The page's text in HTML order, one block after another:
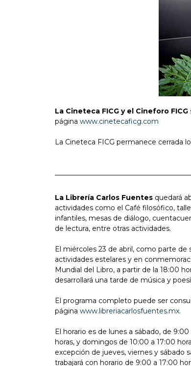
La Cineteca FICG y el Cineforo FICG
página www.cinetecaficg.com
La Cineteca FICG permanece cerrada
La Librería Carlos Fuentes quedará
actividades como el Café filosófico,
infantiles, mesas de diálogo,
de lectura, entre otras actividades.
El miércoles 23 de abril, como parte de
actividades estelares y en
Mundial del Libro, a partir de la 18:00
desarrollará una tarde de música y
El programa completo puede ser
página www.libreriacarlosfuentes.mx.
El horario es de lunes a sábado, de
horas, y domingos de 10:00 a 17:00
excepción de jueves, viernes y sábado
trabajará con horario de 9:00 a 17:00